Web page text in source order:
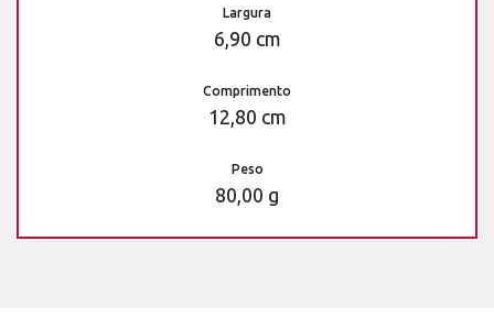
Largura
6,90 cm
Comprimento
12,80 cm
Peso
80,00 g